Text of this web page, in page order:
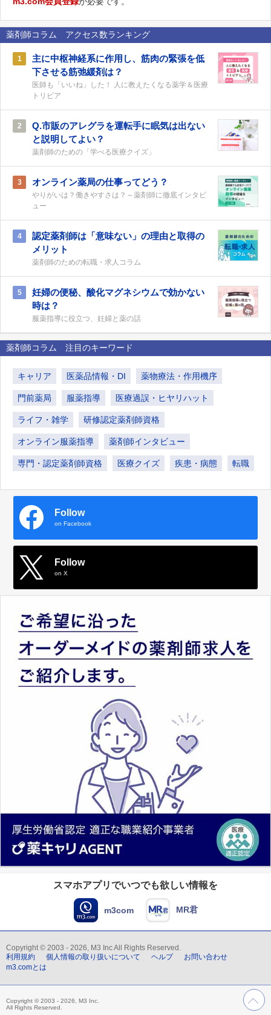
薬剤師コラム アクセス数ランキング
1
主に中枢神経系に作用し、筋肉の緊張を低
下させる筋弛緩剤は？
医師も「いいね」した！ 人に教えたくなる薬学＆医療
トリビア
2
Q.市販のアレグラを運転手に眠気は出ない
と説明してよい？
薬剤師のための「学べる医療クイズ」
3 オンライン薬局の仕事ってどう？
やりがいは？働きやすさは？～薬剤師に徹底インタビ
ュー
4
認定薬剤師は「意味ない」の理由と取得の
メリット
薬剤師のための転職・求人コラム
5
妊婦の便秘、酸化マグネシウムで効かない
時は？
服薬指導に役立つ、妊婦と薬の話
薬剤師コラム 注目のキーワード
キャリア 医薬品情報・DI 薬物療法・作用機序
門前薬局 服薬指導 医療過誤・ヒヤリハット
ライフ・雑学 研修認定薬剤師資格
オンライン服薬指導 薬剤師インタビュー
専門・認定薬剤師資格 医療クイズ 疾患・病態 転職
Follow
on Facebook
Follow
on X
スマホアプリでいつでも欲しい情報を
m3com MR君
Copyright © 2003 - 2026, M3 Inc All Rights Reserved.
利用規約
個人情報の取り扱いについて ヘルプ
お問い合わせ
m3.comとは
Copyright © 2003 - 2026, M3 Inc.
All Rights Reserved.